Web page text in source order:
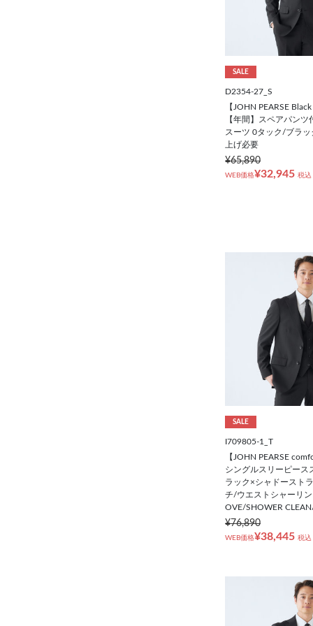
SALE
D2354-27_S
【JOHN PEARSE
【年間】スペアパン
スーツ 0タック/ブラ
上げ必要
¥65,890
WEB価格¥32,945 税込
SALE
I709805-1_T
【JOHN PEARSE
シングルスリーピース
ラック×シャドースト
チ/ウエストシャーリ
OVE/SHOWER
¥76,890
WEB価格¥38,445 税込